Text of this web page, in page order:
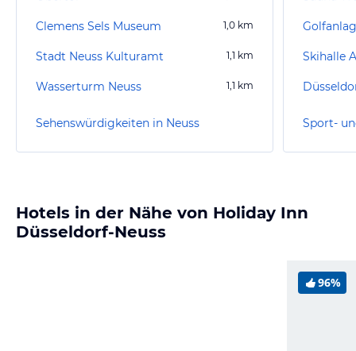
Clemens Sels Museum 1,0 km
Stadt Neuss Kulturamt 1,1 km
Wasserturm Neuss 1,1 km
Sehenswürdigkeiten in Neuss
Skihalle
Sport-
Hotels in der Nähe von Holiday Inn
Düsseldorf-Neuss
96%